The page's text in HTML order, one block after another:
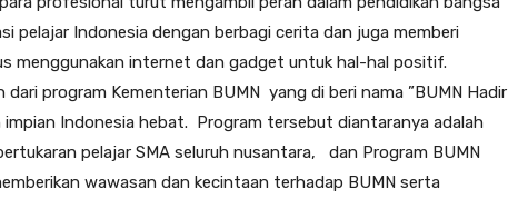
pelajar Indonesia dengan berbagi cerita dan juga memberi
menggunakan internet dan gadget untuk hal-hal positif.
dari program Kementerian BUMN yang di beri nama ”BUMN Hadir
impian Indonesia hebat. Program tersebut diantaranya adalah
pelajar SMA seluruh nusantara, dan Program BUMN
wawasan dan kecintaan terhadap BUMN serta